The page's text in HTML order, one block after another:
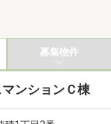
募集物件
ンションＣ棟